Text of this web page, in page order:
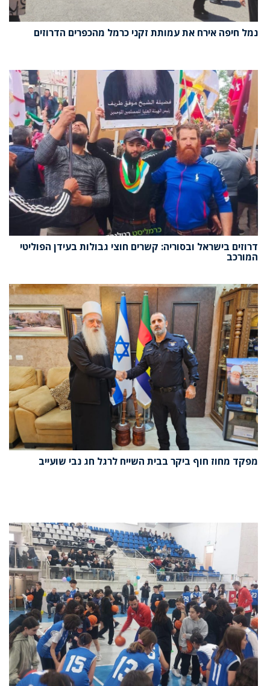
נמל חיפה אירח את עמותת זקני כרמל מהכפרים הדרוזים
דרוזים בישראל ובסוריה: קשרים חוצי גבולות בעידן הפוליטי
המורכב
מפקד מחוז חוף ביקר בבית השייח לרגל חג נבי שועייב